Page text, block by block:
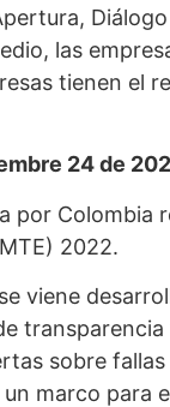
las
tienen el
24 de
por Colombia
2022.
viene
sobre
marco para